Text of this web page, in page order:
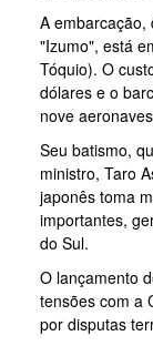
A embarcação,
"Izumo", está
Tóquio). O
dólares e o
nove
Seu batismo,
ministro, Taro
japonês toma
importantes,
do Sul.
O lançamento
tensões com a
por disputas